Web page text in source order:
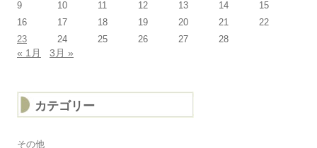
9
10 11 12 13 14
15
16
17 18 19 20 21
22
23
24 25 26 27 28
« 1月 3月 »
カテゴリー
その他